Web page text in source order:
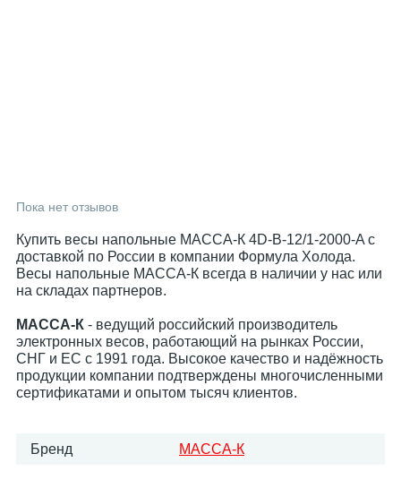
Пока нет отзывов
Купить весы напольные МАССА-К 4D-B-12/1-2000-A с
доставкой по России в компании Формула Холода.
Весы напольные МАССА-К всегда в наличии у нас или
на складах партнеров.
МАССА-К - ведущий российский производитель
электронных весов, работающий на рынках России,
СНГ и ЕС с 1991 года. Высокое качество и надёжность
продукции компании подтверждены многочисленными
сертификатами и опытом тысяч клиентов.
Бренд МАССА-К